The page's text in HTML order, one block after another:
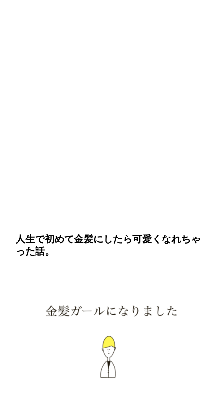
人生で初めて金髪にしたら可愛くなれちゃ
った話。